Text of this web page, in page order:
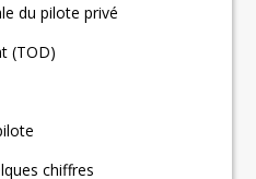
du pilote privé
(TOD)
chiffres